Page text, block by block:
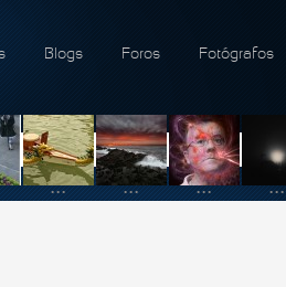
Blogs Foros Fotógrafos
... ... ... ...